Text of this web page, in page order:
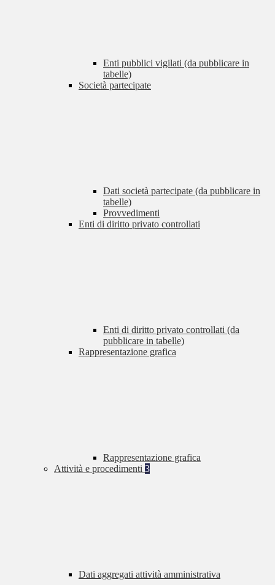
Enti pubblici vigilati (da pubblicare in
tabelle)
Società partecipate
Dati società partecipate (da pubblicare in
tabelle)
Provvedimenti
Enti di diritto privato controllati
Enti di diritto privato controllati (da
pubblicare in tabelle)
Rappresentazione grafica
Rappresentazione grafica
Attività e procedimenti 3
Dati aggregati attività amministrativa